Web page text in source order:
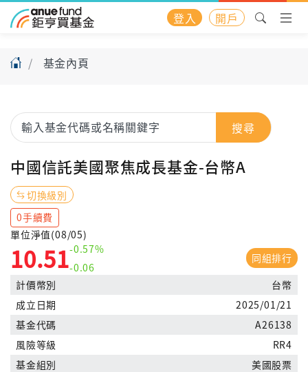
登入 開戶
基金內頁
搜尋
中國信託美國聚焦成長基金-台幣A
切換級別
0手續費
單位淨值(08/05)
10.51-0.57%
-0.06
同組排行
計價幣別
台幣
成立日期
2025/01/21
基金代碼
A26138
風險等級
RR4
基金組別
美國股票